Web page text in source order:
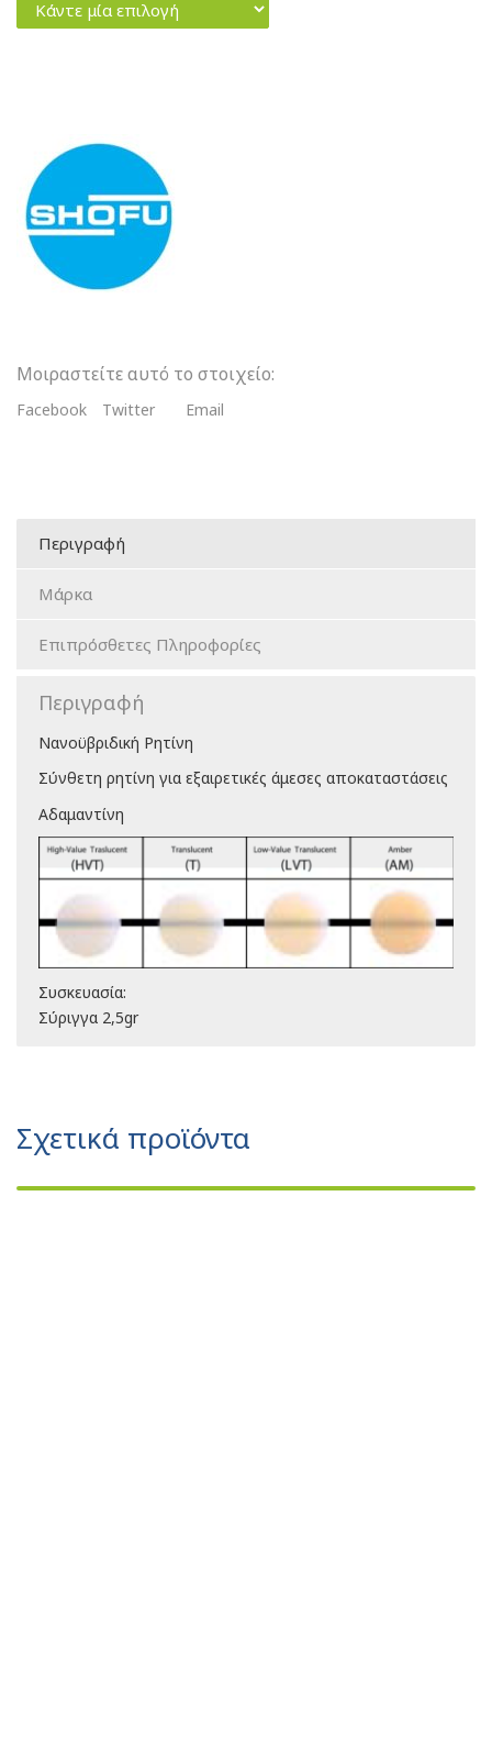
Κάντε μία επιλογή
Enamel
Νανοϋβριδική
Ρητίνη
ποσότητα
Μοιραστείτε αυτό το στοιχείο:
Facebook Twitter Email
Περιγραφή
Μάρκα
Επιπρόσθετες Πληροφορίες
Περιγραφή
Νανοϋβριδική Ρητίνη
Σύνθετη ρητίνη για εξαιρετικές άμεσες αποκαταστάσεις
Αδαμαντίνη
Συσκευασία:
Σύριγγα 2,5gr
Σχετικά προϊόντα